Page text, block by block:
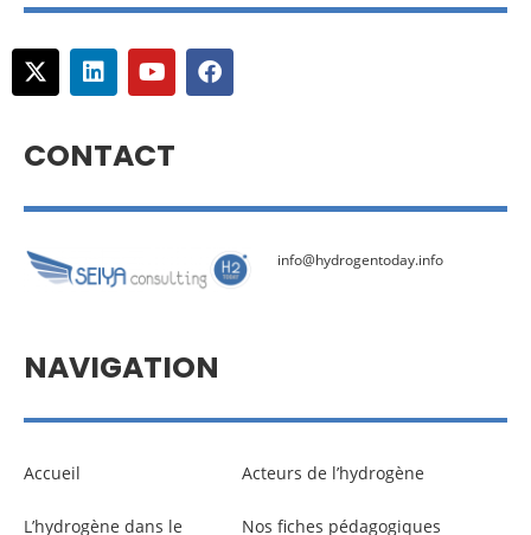
CONTACT
info@hydrogentoday.info
NAVIGATION
Accueil
L’hydrogène dans le
Acteurs de l’hydrogène
Nos fiches pédagogiques